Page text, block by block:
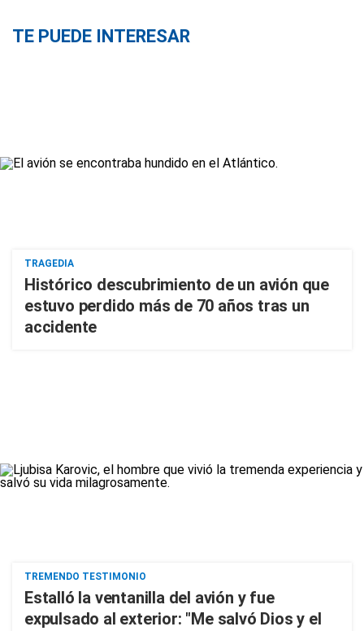
TE PUEDE INTERESAR
TRAGEDIA
Histórico descubrimiento de un avión que
estuvo perdido más de 70 años tras un
accidente
TREMENDO TESTIMONIO
Estalló la ventanilla del avión y fue
expulsado al exterior: "Me salvó Dios y el